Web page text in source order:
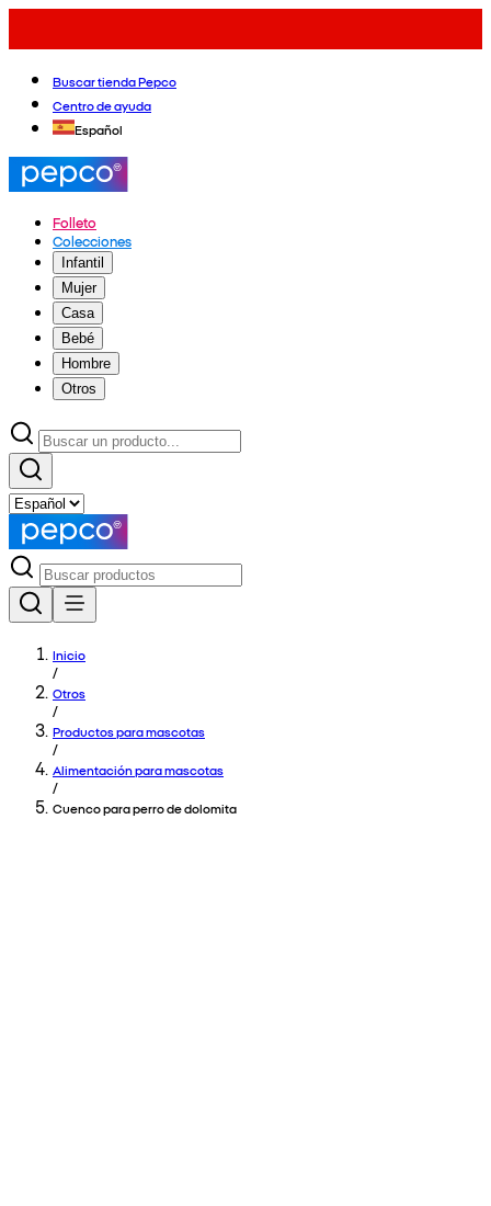
Buscar tienda Pepco
Centro de ayuda
Español
Folleto
Colecciones
Infantil
Mujer
Casa
Bebé
Hombre
Otros
Inicio
/
Otros
/
Productos para mascotas
/
Alimentación para mascotas
/
Cuenco para perro de dolomita